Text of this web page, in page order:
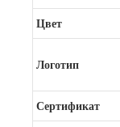
Цвет
Логотип
Сертификат